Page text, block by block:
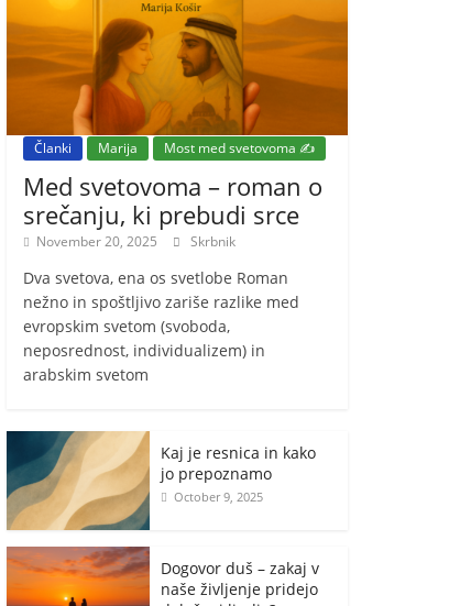
Članki Marija Most med svetovoma ✍️
Med svetovoma – roman o
srečanju, ki prebudi srce
November 20, 2025 Skrbnik
Dva svetova, ena os svetlobe Roman
nežno in spoštljivo zariše razlike med
evropskim svetom (svoboda,
neposrednost, individualizem) in
arabskim svetom
Kaj je resnica in kako
jo prepoznamo
October 9, 2025
Dogovor duš – zakaj v
naše življenje pridejo